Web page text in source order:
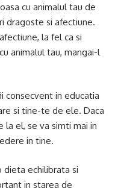
cu animalul tau de
dragoste si afectiune.
la fel ca si
animalul tau, mangai-l
consecvent in educatia
si tine-te de ele. Daca
la el, se va simti mai in
in tine.
dieta echilibrata si
in starea de